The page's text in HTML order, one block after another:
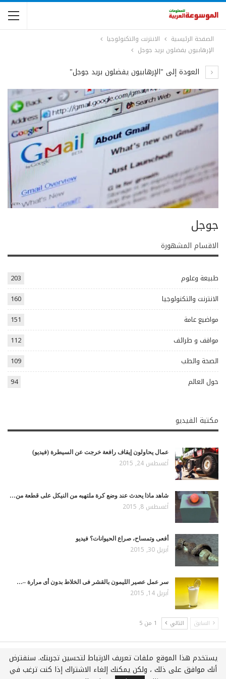
الصفحة الرئيسية
الانترنت والتكنولوجيا
الإرهابيون يفضلون بريد جوجل
العودة إلى "الإرهابيون يفضلون بريد جوجل"
جوجل
الاقسام المشهورة
طبيعة وعلوم
203
الانترنت والتكنولوجيا
160
مواضيع عامة
151
مواقف و طرائف
112
الصحة والطب
109
حول العالم
94
مكتبة الفيديو
عمال يحاولون إيقاف رافعة خرجت عن السيطرة (فيديو)
أغسطس 24, 2015
شاهد ماذا يحدث عند وضع كرة ملتهبه من النيكل على قطعة من…
أغسطس 8, 2015
أفعى وتمساح، صراع الحيوانات؟ فيديو
أبريل 30, 2015
سر عمل عصير الليمون بالقشر فى الخلاط بدون أى مرارة –…
أبريل 14, 2015
السابق التالي 1 من 5
جميع الحقوق محفوظة لـويكي عربي © 2021
يستخدم هذا الموقع ملفات تعريف الارتباط لتحسين تجربتك. سنفترض
أنك موافق على ذلك ، ولكن يمكنك إلغاء الاشتراك إذا كنت ترغب في